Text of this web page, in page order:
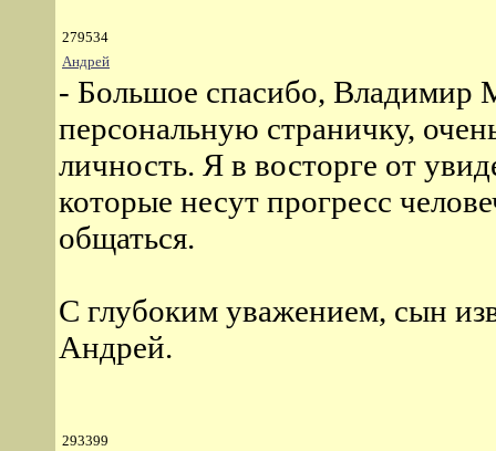
279534
Андрей
- Большое спасибо, Владимир
персональную страничку,
личность. Я в восторге от
которые несут прогресс
общаться.
С глубоким уважением, сын
Андрей.
293399